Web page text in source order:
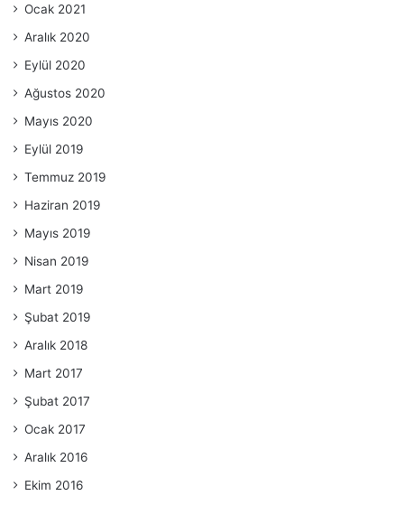
Ocak 2021
Aralık 2020
Eylül 2020
Ağustos 2020
Mayıs 2020
Eylül 2019
Temmuz 2019
Haziran 2019
Mayıs 2019
Nisan 2019
Mart 2019
Şubat 2019
Aralık 2018
Mart 2017
Şubat 2017
Ocak 2017
Aralık 2016
Ekim 2016